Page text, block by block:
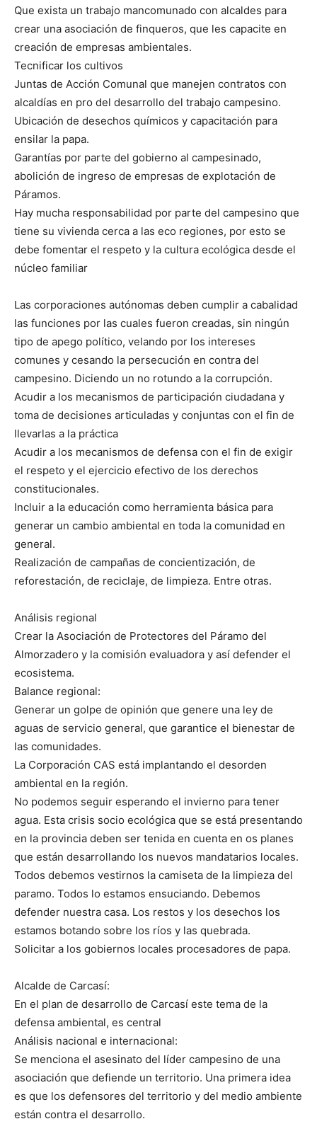
Que exista un trabajo mancomunado con alcaldes para
crear una asociación de finqueros, que les capacite en
creación de empresas ambientales.
Tecnificar los cultivos
Juntas de Acción Comunal que manejen contratos con
alcaldías en pro del desarrollo del trabajo campesino.
Ubicación de desechos químicos y capacitación para
ensilar la papa.
Garantías por parte del gobierno al campesinado,
abolición de ingreso de empresas de explotación de
Páramos.
Hay mucha responsabilidad por parte del campesino que
tiene su vivienda cerca a las eco regiones, por esto se
debe fomentar el respeto y la cultura ecológica desde el
núcleo familiar
Las corporaciones autónomas deben cumplir a cabalidad
las funciones por las cuales fueron creadas, sin ningún
tipo de apego político, velando por los intereses
comunes y cesando la persecución en contra del
campesino. Diciendo un no rotundo a la corrupción.
Acudir a los mecanismos de participación ciudadana y
toma de decisiones articuladas y conjuntas con el fin de
llevarlas a la práctica
Acudir a los mecanismos de defensa con el fin de exigir
el respeto y el ejercicio efectivo de los derechos
constitucionales.
Incluir a la educación como herramienta básica para
generar un cambio ambiental en toda la comunidad en
general.
Realización de campañas de concientización, de
reforestación, de reciclaje, de limpieza. Entre otras.
Análisis regional
Crear la Asociación de Protectores del Páramo del
Almorzadero y la comisión evaluadora y así defender el
ecosistema.
Balance regional:
Generar un golpe de opinión que genere una ley de
aguas de servicio general, que garantice el bienestar de
las comunidades.
La Corporación CAS está implantando el desorden
ambiental en la región.
No podemos seguir esperando el invierno para tener
agua. Esta crisis socio ecológica que se está presentando
en la provincia deben ser tenida en cuenta en os planes
que están desarrollando los nuevos mandatarios locales.
Todos debemos vestirnos la camiseta de la limpieza del
paramo. Todos lo estamos ensuciando. Debemos
defender nuestra casa. Los restos y los desechos los
estamos botando sobre los ríos y las quebrada.
Solicitar a los gobiernos locales procesadores de papa.
Alcalde de Carcasí:
En el plan de desarrollo de Carcasí este tema de la
defensa ambiental, es central
Análisis nacional e internacional:
Se menciona el asesinato del líder campesino de una
asociación que defiende un territorio. Una primera idea
es que los defensores del territorio y del medio ambiente
están contra el desarrollo.